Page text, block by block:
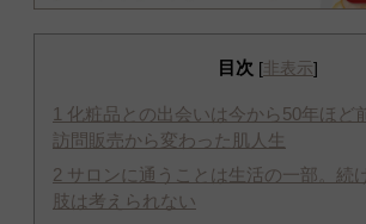
目次 [非表示]
1 化粧品との出会いは今から50年ほど
訪問販売から変わった肌人生
2 サロンに通うことは生活の一部。続
肢は考えられない